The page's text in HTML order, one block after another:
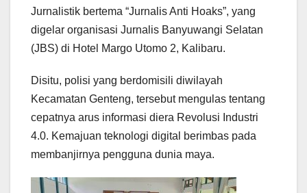
Jurnalistik bertema “Jurnalis Anti Hoaks”, yang
digelar organisasi Jurnalis Banyuwangi Selatan
(JBS) di Hotel Margo Utomo 2, Kalibaru.
Disitu, polisi yang berdomisili diwilayah
Kecamatan Genteng, tersebut mengulas tentang
cepatnya arus informasi diera Revolusi Industri
4.0. Kemajuan teknologi digital berimbas pada
membanjirnya pengguna dunia maya.